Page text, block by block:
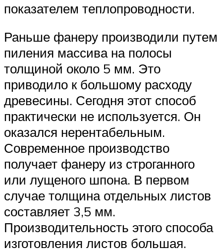
показателем теплопроводности.
Раньше фанеру производили путем
пиления массива на полосы
толщиной около 5 мм. Это
приводило к большому расходу
древесины. Сегодня этот способ
практически не используется. Он
оказался нерентабельным.
Современное производство
получает фанеру из строганного
или лущеного шпона. В первом
случае толщина отдельных листов
составляет 3,5 мм.
Производительность этого способа
изготовления листов большая.